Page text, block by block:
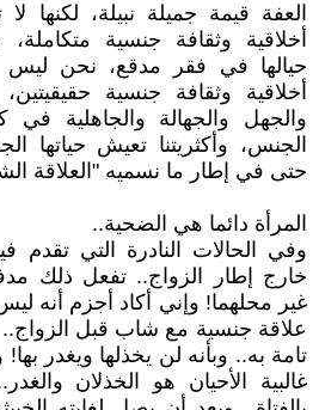
العفة قيمة جميلة نبيلة،
أخلاقية وثقافة جنسية
حيالها في فقر مدقع، نحن ليس
أخلاقية وثقافة جنسية
والجهل والجهالة والجاهلية
الجنس، وأكثريتنا تعيش حياتها
حتى في إطار ما نسميه "العلاقة
المرأة دائما هي الضحية..
وفي الحالات النادرة التي تقدم
خارج إطار الزواج.. تفعل ذلك
غير محلهما! وإني أكاد أجزم أنه
علاقة جنسية مع شاب قبل الزواج..
تامة به.. وبأنه لن يخذلها ويغدر
غالبية الأحيان هو الخذلان